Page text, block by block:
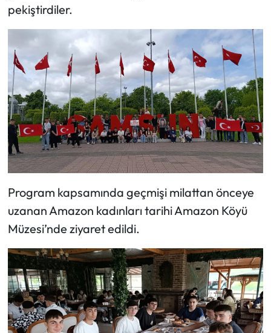
pekiştirdiler.
Program kapsamında geçmişi milattan önceye
uzanan Amazon kadınları tarihi Amazon Köyü
Müzesi’nde ziyaret edildi.
Mecitözü Haberleri
Oğuzlar Haberleri
Ortaköy Haberleri
Osmancık Haberleri
Resmi İlan
Resmi Reklam
Sağlık
Siyaset